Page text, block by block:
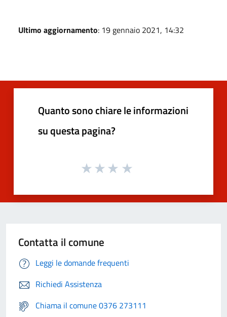
Ultimo aggiornamento: 19 gennaio 2021, 14:32
Quanto sono chiare le informazioni
su questa pagina?
Contatta il comune
Leggi le domande frequenti
Richiedi Assistenza
Chiama il comune 0376 273111